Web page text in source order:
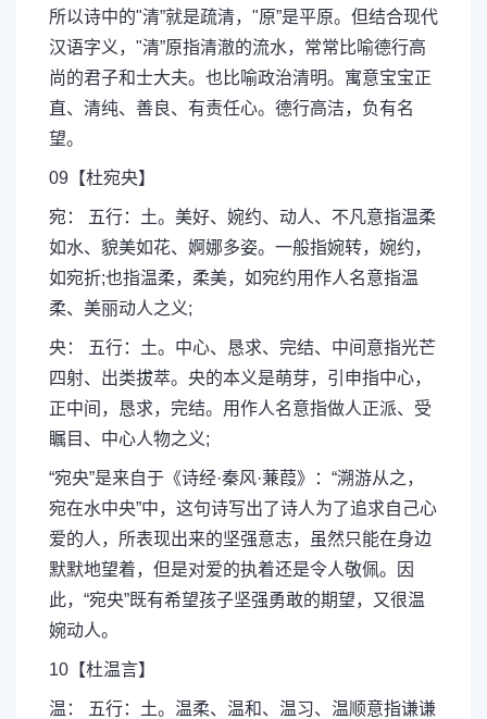
所以诗中的"清”就是疏清，"原”是平原。但结合现代
汉语字义，"清”原指清澈的流水，常常比喻德行高
尚的君子和士大夫。也比喻政治清明。寓意宝宝正
直、清纯、善良、有责任心。德行高洁，负有名
望。
09【杜宛央】
宛： 五行：土。美好、婉约、动人、不凡意指温柔
如水、貌美如花、婀娜多姿。一般指婉转，婉约，
如宛折;也指温柔，柔美，如宛约用作人名意指温
柔、美丽动人之义;
央： 五行：土。中心、恳求、完结、中间意指光芒
四射、出类拔萃。央的本义是萌芽，引申指中心，
正中间，恳求，完结。用作人名意指做人正派、受
瞩目、中心人物之义;
“宛央”是来自于《诗经·秦风·蒹葭》：“溯游从之，
宛在水中央”中，这句诗写出了诗人为了追求自己心
爱的人，所表现出来的坚强意志，虽然只能在身边
默默地望着，但是对爱的执着还是令人敬佩。因
此，“宛央”既有希望孩子坚强勇敢的期望，又很温
婉动人。
10【杜温言】
温： 五行：土。温柔、温和、温习、温顺意指谦谦